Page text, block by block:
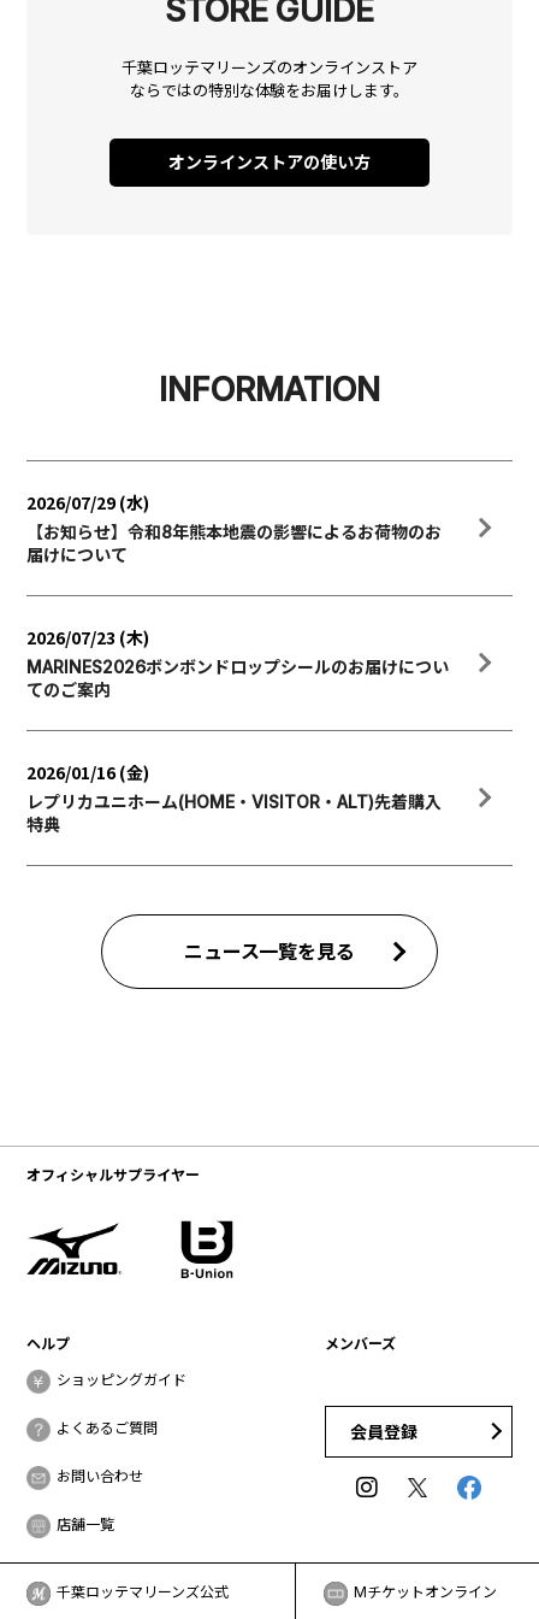
STORE GUIDE
千葉ロッテマリーンズのオンラインストア
ならではの特別な体験をお届けします。
オンラインストアの使い方
INFORMATION
2026/07/29 (水)
【お知らせ】令和8年熊本地震の影響によるお荷物のお
届けについて
2026/07/23 (木)
MARINES2026ボンボンドロップシールのお届けについ
てのご案内
2026/01/16 (金)
レプリカユニホーム(HOME・VISITOR・ALT)先着購入
特典
ニュース一覧を見る
オフィシャルサプライヤー
ヘルプ
ショッピングガイド
よくあるご質問
お問い合わせ
店舗一覧
メンバーズ
会員登録
千葉ロッテマリーンズ公式 Mチケットオンライン